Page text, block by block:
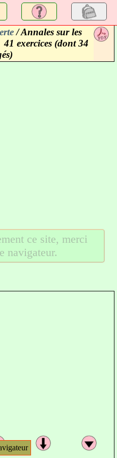
ce site, merci
navigateur.
/ Annales sur les
41 exercices (dont 34
a